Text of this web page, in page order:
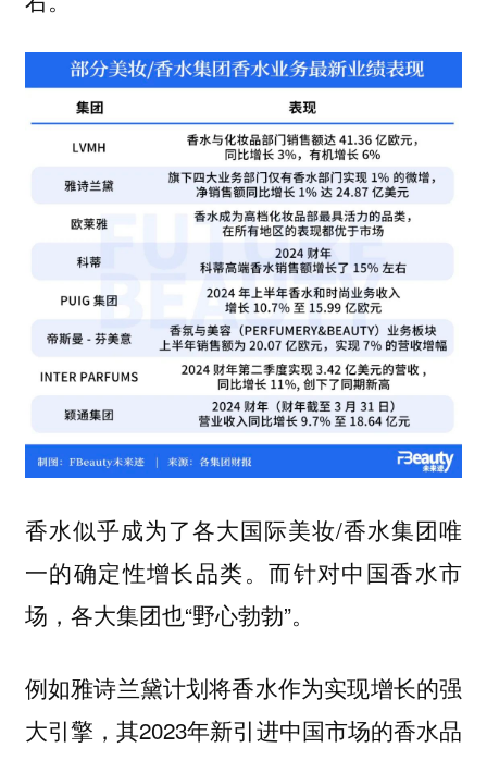
香水似乎成为了各大国际美妆/香水集团唯
一的确定性增长品类。而针对中国香水市
场，各大集团也“野心勃勃”。
例如雅诗兰黛计划将香水作为实现增长的强
大引擎，其2023年新引进中国市场的香水品